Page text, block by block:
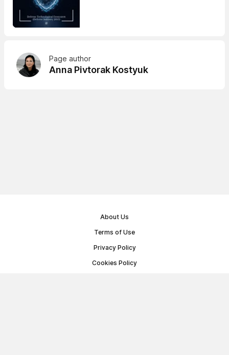
Page author
Anna Pivtorak Kostyuk
About Us
Terms of Use
Privacy Policy
Cookies Policy